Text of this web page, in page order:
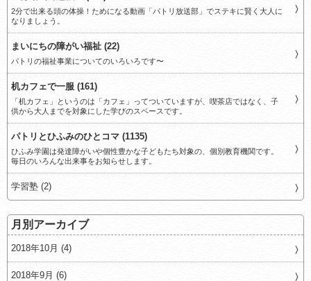
2分で出来る頭の体操！ためになる動画「パトリ放送部」でステキに賢く大人に
なりましょう。
まいにちの障がい福祉 (22)
パトリの福祉事業についてのいろいろです〜
机カフェで一服 (161)
「机カフェ」というのは「カフェ」ってついていますが、喫茶店ではなく、子
供から大人までを対象にした学びのスペースです。
パトリとひふみのひとコマ (1135)
ひふみ学園は発達障がいや個性豊かな子どもたち対象の、個別教育機関です。
毎日のいろんな出来事をお知らせします。
学習塾 (2)
月別アーカイブ
2018年10月 (4)
2018年9月 (6)